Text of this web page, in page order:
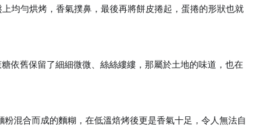
均勻烘烤，香氣撲鼻，最後再將餅皮捲起，蛋捲的形狀也就
依舊保留了細細微微、絲絲縷縷，那屬於土地的味道，也在
混合而成的麵糊，在低溫焙烤後更是香氣十足，令人無法自